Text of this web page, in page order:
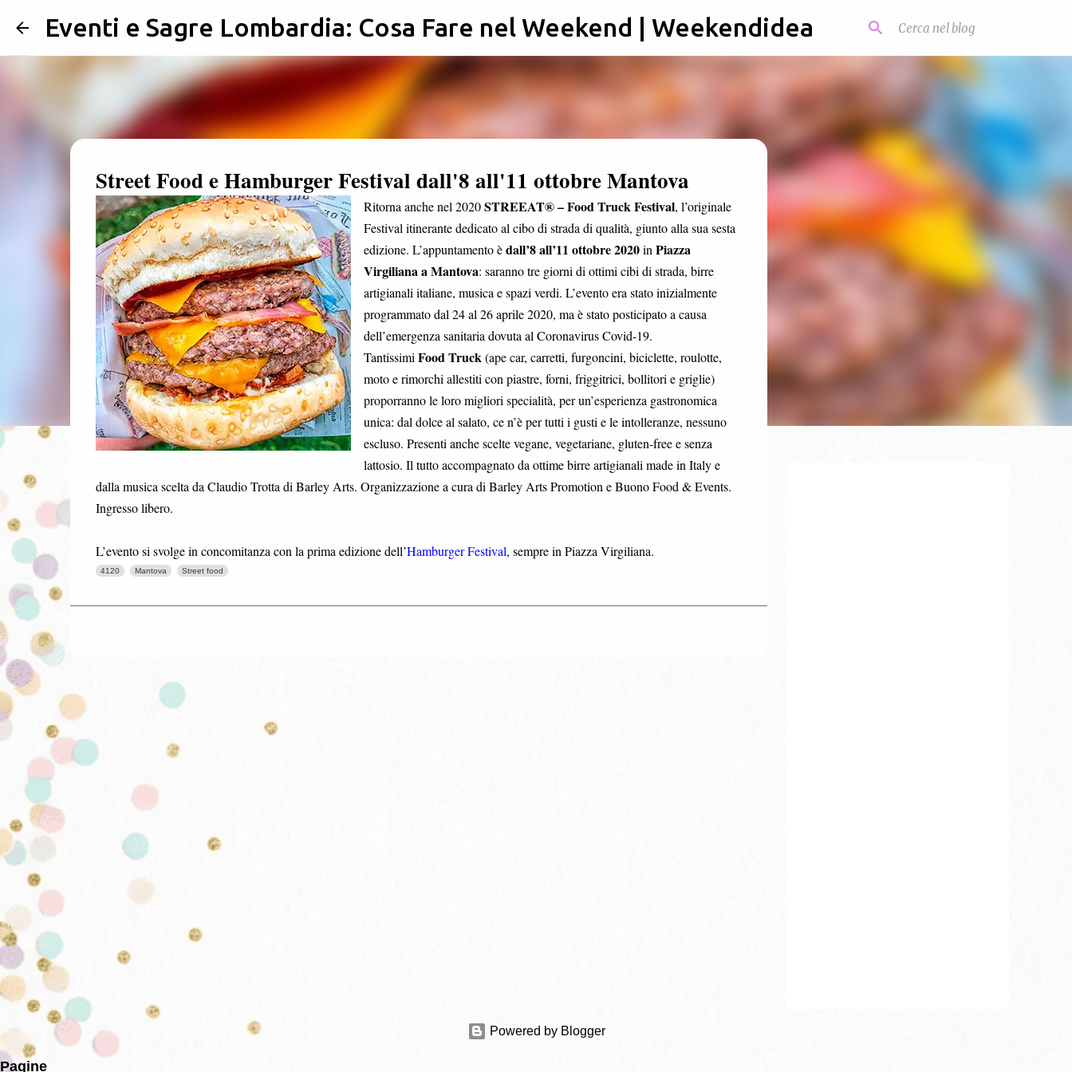
Passa ai contenuti principali
Eventi e Sagre Lombardia: Cosa Fare nel Weekend | Weekendidea
Street Food e Hamburger Festival dall'8 all'11 ottobre Mantova
Ritorna anche nel 2020STREEAT® – Food Truck Festival, l’originale
Festival itinerante dedicato al cibo di strada di qualità, giunto alla sua sesta
edizione. L’appuntamento èdall’8 all’11 ottobre 2020in Piazza
Virgiliana a Mantova: saranno tre giorni di ottimi cibi di strada, birre
artigianali italiane, musica e spazi verdi. L’evento era stato inizialmente
programmato dal 24 al 26 aprile 2020, ma è stato posticipato a causa
dell’emergenza sanitaria dovuta al Coronavirus Covid-19.
Tantissimi Food Truck (ape car, carretti, furgoncini, biciclette, roulotte,
moto e rimorchi allestiti con piastre, forni, friggitrici, bollitori e griglie)
proporranno le loro migliori specialità, per un’esperienza gastronomica
unica: dal dolce al salato, ce n’è per tutti i gusti e le intolleranze, nessuno
escluso. Presenti anche scelte vegane, vegetariane, gluten-free e senza
lattosio. Il tutto accompagnato da ottime birre artigianali made in Italy e
dalla musica scelta da Claudio Trotta di Barley Arts. Organizzazione a cura di Barley Arts Promotion e Buono Food & Events.
Ingresso libero.
L’evento si svolge in concomitanza con la prima edizione dell’Hamburger Festival, sempre in Piazza Virgiliana.
4120 Mantova Street food
Powered by Blogger
Pagine